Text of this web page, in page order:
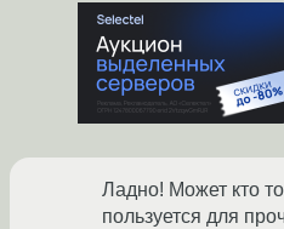
Ладно! Может кто
пользуется для